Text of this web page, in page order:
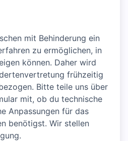
mit Behinderung ein
zu ermöglichen, in
können. Daher wird
frühzeitig
Bitte teile uns über
mit, ob du technische
Anpassungen für das
benötigst. Wir stellen